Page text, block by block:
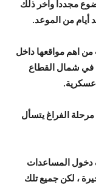
مجددا واخر ذلك
من اهم مواقعها داخل
في شمال القطاع
عسكرية.
مرحلة الفراغ يتسأل
دخول المساعدات
، لكن جميع تلك